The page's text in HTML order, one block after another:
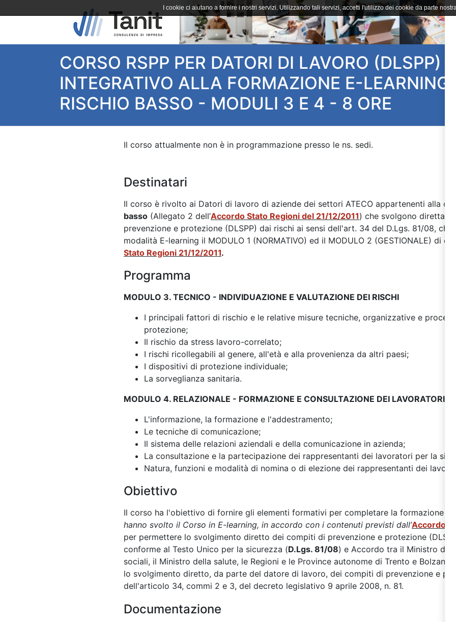
CORSO RSPP PER DATORI DI LAVORO (DLSPP)
INTEGRATIVO ALLA FORMAZIONE E-LEARNING
RISCHIO BASSO - MODULI 3 E 4 - 8 ORE
Destinatari
Il corso è rivolto ai Datori di lavoro di aziende dei settori ATECO appartenenti alla
basso (Allegato 2 dell’Accordo Stato Regioni del 21/12/2011) che svolgono
prevenzione e protezione (DLSPP) dai rischi ai sensi dell'art. 34 del D.Lgs. 81/08, che
modalità E-learning il MODULO 1 (NORMATIVO) ed il MODULO 2 (GESTIONALE) di cui
Stato Regioni 21/12/2011.
Programma
MODULO 3. TECNICO - INDIVIDUAZIONE E VALUTAZIONE DEI RISCHI
I principali fattori di rischio e le relative misure tecniche, organizzative e
protezione;
Il rischio da stress lavoro-correlato;
I rischi ricollegabili al genere, all'età e alla provenienza da altri paesi;
I dispositivi di protezione individuale;
La sorveglianza sanitaria.
MODULO 4. RELAZIONALE - FORMAZIONE E CONSULTAZIONE DEI LAVORATORI
L'informazione, la formazione e l'addestramento;
Le tecniche di comunicazione;
Il sistema delle relazioni aziendali e della comunicazione in azienda;
La consultazione e la partecipazione dei rappresentanti dei lavoratori per la
Natura, funzioni e modalità di nomina o di elezione dei rappresentanti dei
Obiettivo
Il corso ha l'obiettivo di fornire gli elementi formativi per completare la formazione dei
hanno svolto il Corso in E-learning, in accordo con i contenuti previsti dall’Accordo
per permettere lo svolgimento diretto dei compiti di prevenzione e protezione
conforme al Testo Unico per la sicurezza (D.Lgs. 81/08) e Accordo tra il Ministro del
sociali, il Ministro della salute, le Regioni e le Province autonome di Trento e Bolzano
lo svolgimento diretto, da parte del datore di lavoro, dei compiti di prevenzione e
dell'articolo 34, commi 2 e 3, del decreto legislativo 9 aprile 2008, n. 81.
Documentazione
I cookie ci aiutano a fornire i nostri servizi. Utilizzando tali servizi, accetti l'utilizzo dei cookie da parte